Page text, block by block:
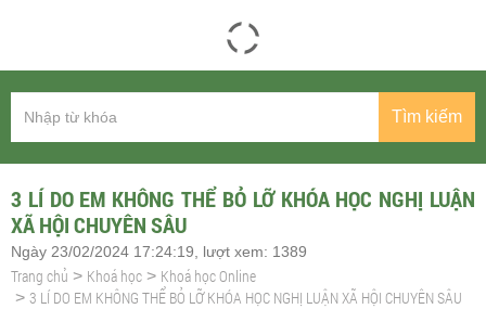
Tìm kiếm
3 LÍ DO EM KHÔNG THỂ BỎ LỠ KHÓA HỌC NGHỊ LUẬN
XÃ HỘI CHUYÊN SÂU
Ngày 23/02/2024 17:24:19, lượt xem: 1389
Trang chủ > Khoá học > Khoá học Online
> 3 LÍ DO EM KHÔNG THỂ BỎ LỠ KHÓA HỌC NGHỊ LUẬN XÃ HỘI CHUYÊN SÂU